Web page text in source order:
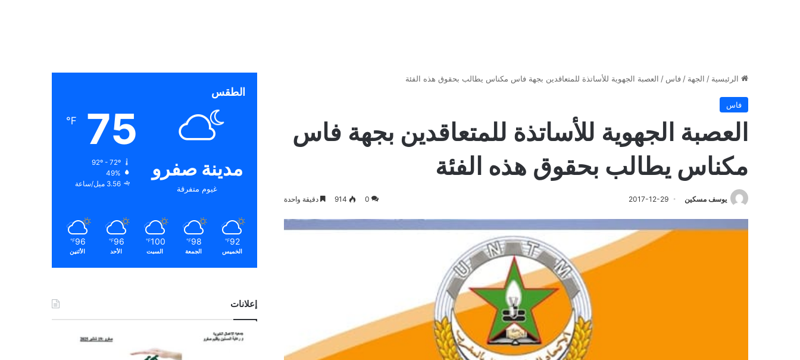
الرئيسية / الجهة / فاس / العصبة الجهوية للأساتذة للمتعاقدين بجهة فاس مكناس يطالب بحقوق هذه الفئة
فاس
العصبة الجهوية للأساتذة للمتعاقدين بجهة فاس
مكناس يطالب بحقوق هذه الفئة
يوسف مسكين 2017-12-29
0
914 دقيقة واحدة
الطقس
مدينة صفرو
غيوم متفرقة
75
℉
92º - 72º
49%
3.56 ميل/ساعة
92
℉
الخميس
98
℉
الجمعة
100
℉
السبت
96
℉
الأحد
96
℉
الأثنين
إعلانات